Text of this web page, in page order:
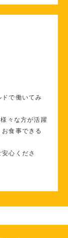
で働いてみ
々な方が活躍
食事できる
心くださ